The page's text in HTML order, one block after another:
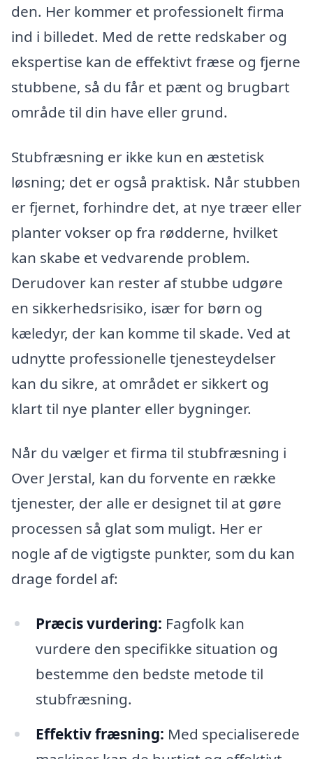
den. Her kommer et professionelt firma
ind i billedet. Med de rette redskaber og
ekspertise kan de effektivt fræse og fjerne
stubbene, så du får et pænt og brugbart
område til din have eller grund.
Stubfræsning er ikke kun en æstetisk
løsning; det er også praktisk. Når stubben
er fjernet, forhindre det, at nye træer eller
planter vokser op fra rødderne, hvilket
kan skabe et vedvarende problem.
Derudover kan rester af stubbe udgøre
en sikkerhedsrisiko, især for børn og
kæledyr, der kan komme til skade. Ved at
udnytte professionelle tjenesteydelser
kan du sikre, at området er sikkert og
klart til nye planter eller bygninger.
Når du vælger et firma til stubfræsning i
Over Jerstal, kan du forvente en række
tjenester, der alle er designet til at gøre
processen så glat som muligt. Her er
nogle af de vigtigste punkter, som du kan
drage fordel af:
Præcis vurdering: Fagfolk kan
vurdere den specifikke situation og
bestemme den bedste metode til
stubfræsning.
Effektiv fræsning: Med specialiserede